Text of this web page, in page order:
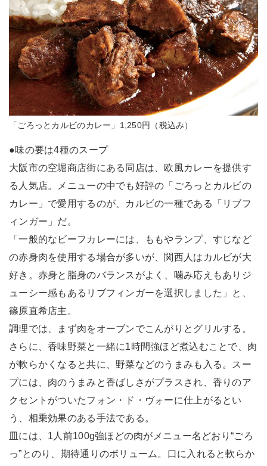
「ごろっとカルビのカレー」1,250円（税込み）
●味の要は4種のスープ
大阪市の空堀商店街にある同店は、欧風カレーを提供す
る人気店。メニューの中でも好評の「ごろっとカルビの
カレー」で愛用するのが、カルビの一種である「リブフ
ィンガー」だ。
「一般的なビーフカレーには、ももやランプ、すじなど
の赤身肉を使用する場合が多いが、関西人はカルビが大
好き。赤身と脂身のバランスがよく、噛み応えもありジ
ューシー感もあるリブフィンガーを選択しました」と、
篠原直希店主。
調理では、まず肉をオーブンでこんがりとグリルする。
さらに、香味野菜と一緒に1時間強ほど煮込むことで、肉
が軟らかくなると共に、野菜などのうまみも入る。スー
プには、肉のうまみと香ばしさがプラスされ、香りのア
クセントがついたフォン・ド・ヴォーに仕上がるとい
う、相乗効果のある手法である。
皿には、1人前100g強ほどの肉がメニュー名どおり“ごろ
っ”とのり、期待通りのボリューム。口に入れると軟らか